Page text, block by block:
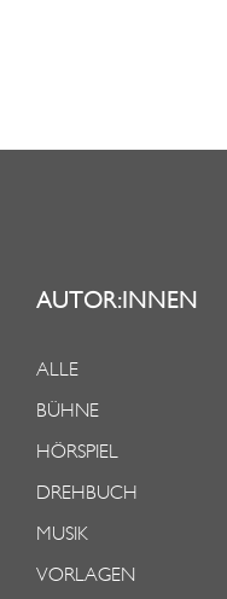
AUTOR:INNEN
ALLE
BÜHNE
HÖRSPIEL
DREHBUCH
MUSIK
VORLAGEN